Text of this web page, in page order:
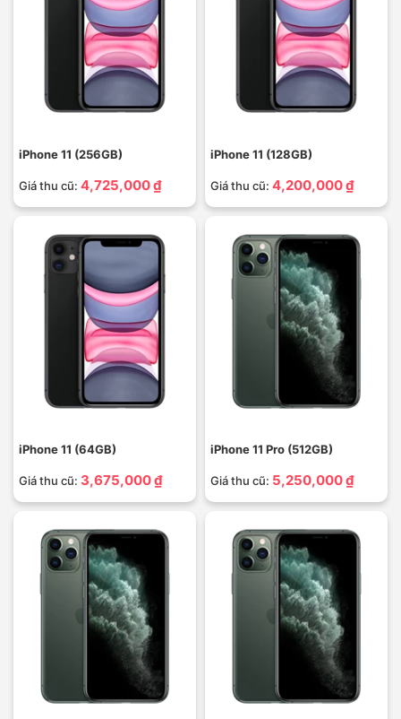
iPhone 11 (256GB)
Giá thu cũ: 4,725,000 ₫
iPhone 11 (128GB)
Giá thu cũ: 4,200,000 ₫
iPhone 11 (64GB)
Giá thu cũ: 3,675,000 ₫
iPhone 11 Pro (512GB)
Giá thu cũ: 5,250,000 ₫